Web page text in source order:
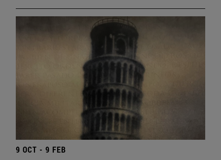
9 OCT - 9 FEB